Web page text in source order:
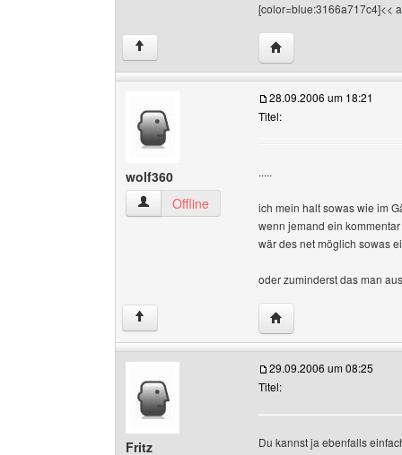
[color=blue:3166a717c4]<<
↑ Website dieses
wolf360
wolf360 Benutzer-Profile anzeigen
Offline
28.09.2006 um 18:21
Titel:
.....
ich mein halt sowas wie im
wenn jemand ein
wär des net möglich sowas
oder zuminderst das man
↑ Website dieses
Fritz
29.09.2006 um 08:25
Titel:
Du kannst ja ebenfalls